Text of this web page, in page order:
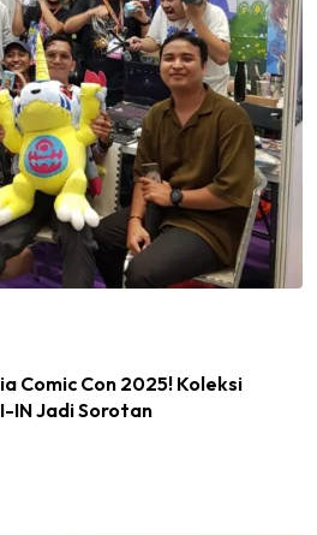
Comic Con 2025! Koleksi
IN Jadi Sorotan